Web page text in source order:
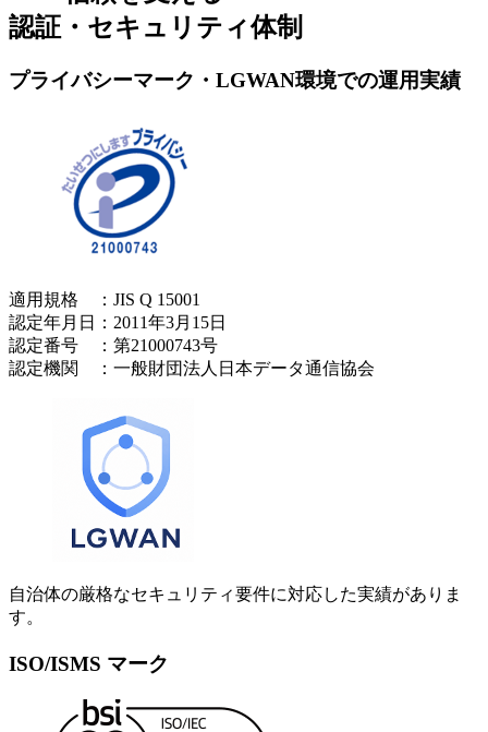
認証・セキュリティ体制
プライバシーマーク・LGWAN環境での運用実績
適用規格 ：JIS Q 15001
認定年月日：2011年3月15日
認定番号 ：第21000743号
認定機関 ：一般財団法人日本データ通信協会
自治体の厳格なセキュリティ要件に対応した実績がありま
す。
ISO/ISMS マーク